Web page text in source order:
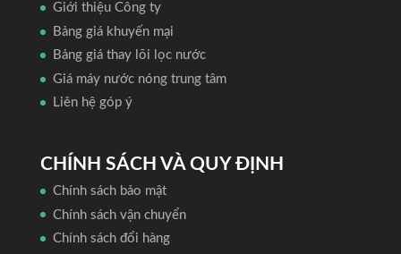
Giới thiệu Công ty
Bảng giá khuyến mại
Bảng giá thay lõi lọc nước
Giá máy nước nóng trung tâm
Liên hệ góp ý
CHÍNH SÁCH VÀ QUY ĐỊNH
Chính sách bảo mật
Chính sách vận chuyển
Chính sách đổi hàng